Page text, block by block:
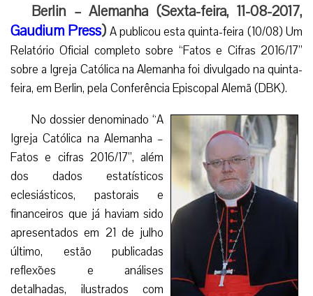
Berlin – Alemanha (Sexta-feira, 11-08-2017,
Gaudium Press) A publicou esta quinta-feira (10/08) Um
Relatório Oficial completo sobre “Fatos e Cifras 2016/17”
sobre a Igreja Católica na Alemanha foi divulgado na quinta-
feira, em Berlin, pela Conferência Episcopal Alemã (DBK).
No dossier denominado “A
Igreja Católica na Alemanha –
Fatos e cifras 2016/17”, além
dos dados estatísticos
eclesiásticos, pastorais e
financeiros que já haviam sido
apresentados em 21 de julho
último, estão publicadas
reflexões e análises
detalhadas, ilustrados com